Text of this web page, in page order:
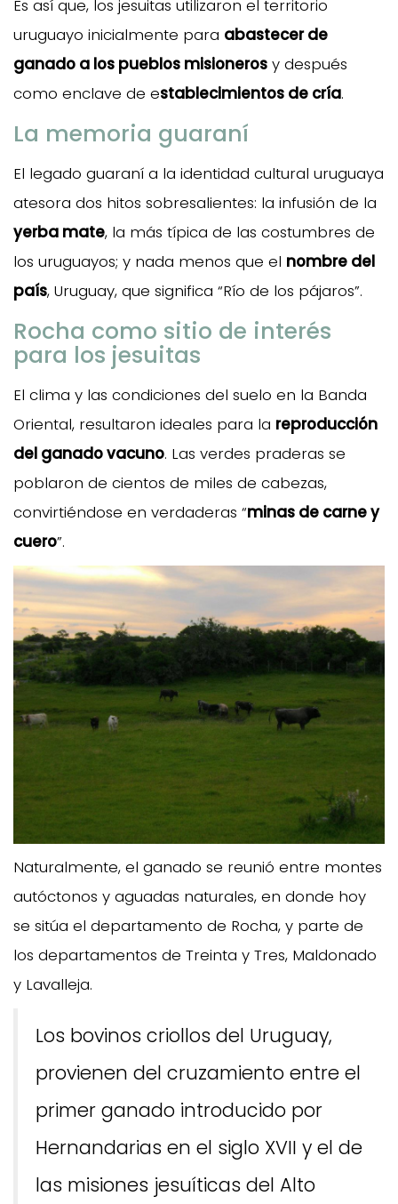
Es así que, los jesuitas utilizaron el territorio
uruguayo inicialmente para abastecer de
ganado a los pueblos misioneros y después
como enclave de establecimientos de cría.
La memoria guaraní
El legado guaraní a la identidad cultural uruguaya
atesora dos hitos sobresalientes: la infusión de la
yerba mate, la más típica de las costumbres de
los uruguayos; y nada menos que el nombre del
país, Uruguay, que significa “Río de los pájaros”.
Rocha como sitio de interés
para los jesuitas
El clima y las condiciones del suelo en la Banda
Oriental, resultaron ideales para la reproducción
del ganado vacuno. Las verdes praderas se
poblaron de cientos de miles de cabezas,
convirtiéndose en verdaderas “minas de carne y
cuero”.
Naturalmente, el ganado se reunió entre montes
autóctonos y aguadas naturales, en donde hoy
se sitúa el departamento de Rocha, y parte de
los departamentos de Treinta y Tres, Maldonado
y Lavalleja.
Los bovinos criollos del Uruguay,
provienen del cruzamiento entre el
primer ganado introducido por
Hernandarias en el siglo XVII y el de
las misiones jesuíticas del Alto